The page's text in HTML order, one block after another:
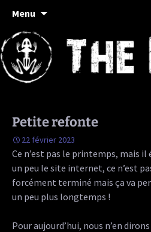
contenu
The Bundy
Rock/Folk/Grungy Haut-
Menu
Petite refonte
22 février 2023
Ce n’est pas le printemps, mais
un peu le site internet, ce n’est
forcément terminé mais ça va
un peu plus longtemps !
Pour aujourd’hui, nous n’en